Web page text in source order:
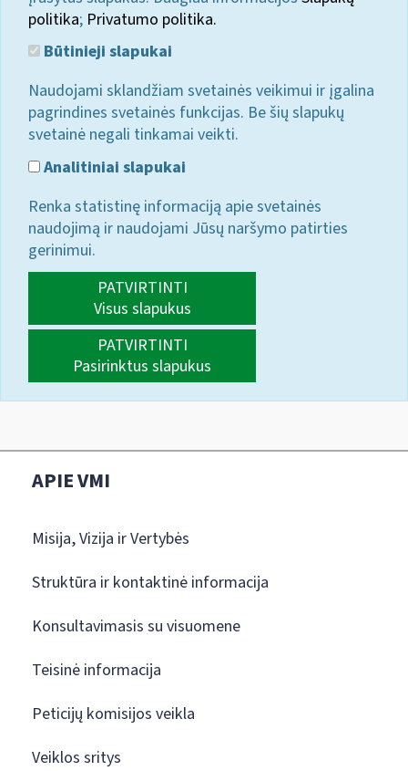
politika; Privatumo politika.
Būtinieji slapukai
Naudojami sklandžiam svetainės veikimui ir įgalina
pagrindines svetainės funkcijas. Be šių slapukų
svetainė negali tinkamai veikti.
Analitiniai slapukai
Renka statistinę informaciją apie svetainės
naudojimą ir naudojami Jūsų naršymo patirties
gerinimui.
PATVIRTINTI
Visus slapukus
PATVIRTINTI
Pasirinktus slapukus
APIE VMI
Misija, Vizija ir Vertybės
Struktūra ir kontaktinė informacija
Konsultavimasis su visuomene
Teisinė informacija
Peticijų komisijos veikla
Veiklos sritys